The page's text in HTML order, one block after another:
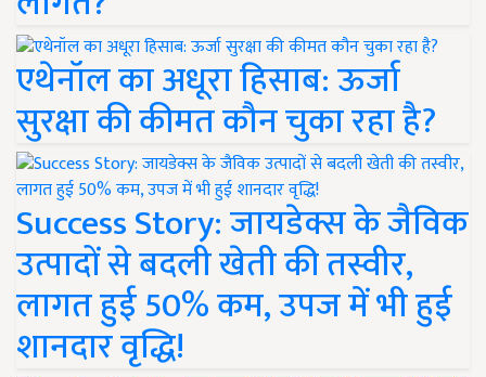
एथेनॉल का अधूरा हिसाब: ऊर्जा
सुरक्षा की कीमत कौन चुका रहा है?
Success Story: जायडेक्स के जैविक
उत्पादों से बदली खेती की तस्वीर,
लागत हुई 50% कम, उपज में भी हुई
शानदार वृद्धि!